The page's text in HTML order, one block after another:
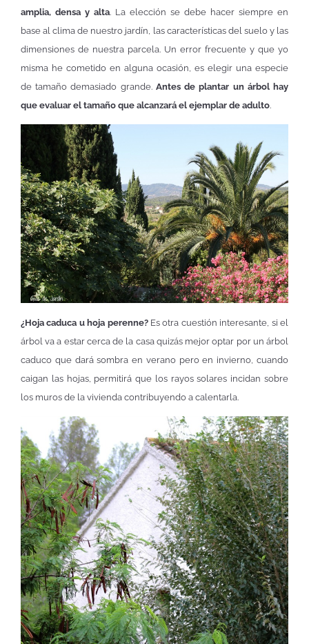
amplia, densa y alta. La elección se debe hacer siempre en
base al clima de nuestro jardín, las características del suelo y las
dimensiones de nuestra parcela. Un error frecuente y que yo
misma he cometido en alguna ocasión, es elegir una especie
de tamaño demasiado grande. Antes de plantar un árbol hay
que evaluar el tamaño que alcanzará el ejemplar de adulto.
¿Hoja caduca u hoja perenne?Es otra cuestión interesante, si el
árbol va a estar cerca de la casa quizás mejor optar por un árbol
caduco que dará sombra en verano pero en invierno, cuando
caigan las hojas, permitirá que los rayos solares incidan sobre
los muros de la vivienda contribuyendo a calentarla.